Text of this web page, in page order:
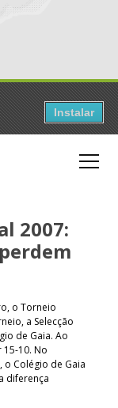
Instalar
2007:
o Torneio
a Selecção
de Gaia. Ao
15-10. No
Colégio de Gaia
diferença